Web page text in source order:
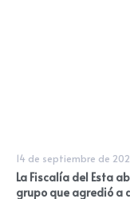
14 de septiembre de
La Fiscalía del Esta
grupo que agredió a